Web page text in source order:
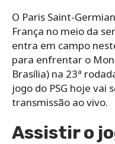
O Paris Saint-
França no meio da
entra em campo
para enfrentar o
Brasília) na 23ª
jogo do PSG hoje vai
transmissão ao vivo.
Assistir o